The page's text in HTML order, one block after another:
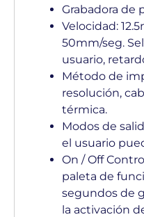
Grabadora de
Velocidad:
50mm/seg.
usuario,
Método de
resolución,
térmica.
Modos de
el usuario
On / Off
paleta de
segundos de
la activación